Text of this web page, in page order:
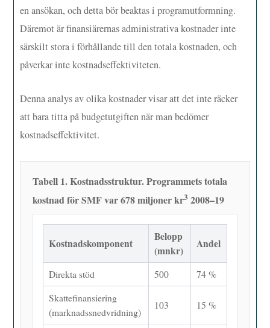
en ansökan, och detta bör beaktas i programutformning.
Däremot är finansiärernas administrativa kostnader inte
särskilt stora i förhållande till den totala kostnaden, och
påverkar inte kostnadseffektiviteten.
Denna analys av olika kostnader visar att det inte räcker
att bara titta på budgetutgiften när man bedömer
kostnadseffektivitet.
Tabell 1. Kostnadsstruktur. Programmets totala
kostnad för SMF var 678 miljoner kr3 2008–19
Kostnadskomponent
Belopp
(mnkr)
Andel
Direkta stöd 500
74 %
Skattefinansiering
(marknadssnedvridning)
103 15 %